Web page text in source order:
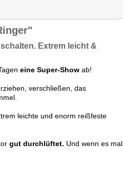
Extrem leicht &
eine Super-Show ab!
verschließen, das
leichte und enorm reißfeste
gut durchlüftet. Und wenn es mal